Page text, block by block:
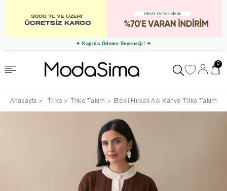
✦ Kapıda Ödeme Seçeneği! ✦
0
Anasayfa Triko Triko Takım Etekli Hırkalı Acı Kahve Triko Takım